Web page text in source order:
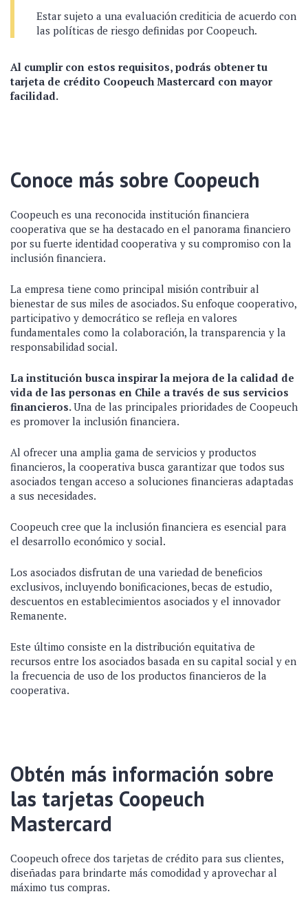
Estar sujeto a una evaluación crediticia de acuerdo con
las políticas de riesgo definidas por Coopeuch.
Al cumplir con estos requisitos, podrás obtener tu
tarjeta de crédito Coopeuch Mastercard con mayor
facilidad.
Conoce más sobre Coopeuch
Coopeuch es una reconocida institución financiera
cooperativa que se ha destacado en el panorama financiero
por su fuerte identidad cooperativa y su compromiso con la
inclusión financiera.
La empresa tiene como principal misión contribuir al
bienestar de sus miles de asociados. Su enfoque cooperativo,
participativo y democrático se refleja en valores
fundamentales como la colaboración, la transparencia y la
responsabilidad social.
La institución busca inspirar la mejora de la calidad de
vida de las personas en Chile a través de sus servicios
financieros.Una de las principales prioridades de Coopeuch
es promover la inclusión financiera.
Al ofrecer una amplia gama de servicios y productos
financieros, la cooperativa busca garantizar que todos sus
asociados tengan acceso a soluciones financieras adaptadas
a sus necesidades.
Coopeuch cree que la inclusión financiera es esencial para
el desarrollo económico y social.
Los asociados disfrutan de una variedad de beneficios
exclusivos, incluyendo bonificaciones, becas de estudio,
descuentos en establecimientos asociados y el innovador
Remanente.
Este último consiste en la distribución equitativa de
recursos entre los asociados basada en su capital social y en
la frecuencia de uso de los productos financieros de la
cooperativa.
Obtén más información sobre
las tarjetas Coopeuch
Mastercard
Coopeuch ofrece dos tarjetas de crédito para sus clientes,
diseñadas para brindarte más comodidad y aprovechar al
máximo tus compras.